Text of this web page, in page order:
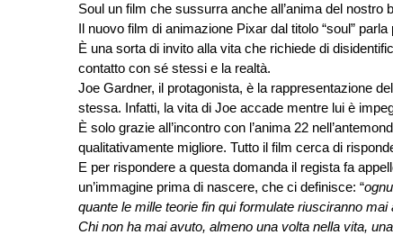
Soul un film che sussurra anche all’anima del nostro
Il nuovo film di animazione Pixar dal titolo “soul”
È una sorta di invito alla vita che richiede di
contatto con sé stessi e la realtà.
Joe Gardner, il protagonista, è la rappresentazione
stessa. Infatti, la vita di Joe accade mentre lui è
È solo grazie all’incontro con l’anima 22
qualitativamente migliore. Tutto il film cerca di
E per rispondere a questa domanda il regista fa
un’immagine prima di nascere, che ci definisce: “
quante le mille teorie fin qui formulate riusciranno mai
Chi non ha mai avuto, almeno una volta nella vita,